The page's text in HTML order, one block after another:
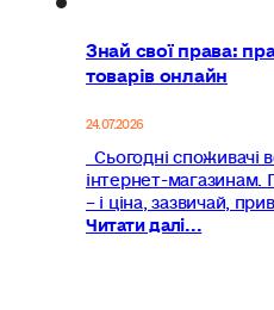
Знай свої права:
товарів онлайн
24.07.2026
Сьогодні споживачі
інтернет-магазинам.
– і ціна, зазвичай,
Читати далі...